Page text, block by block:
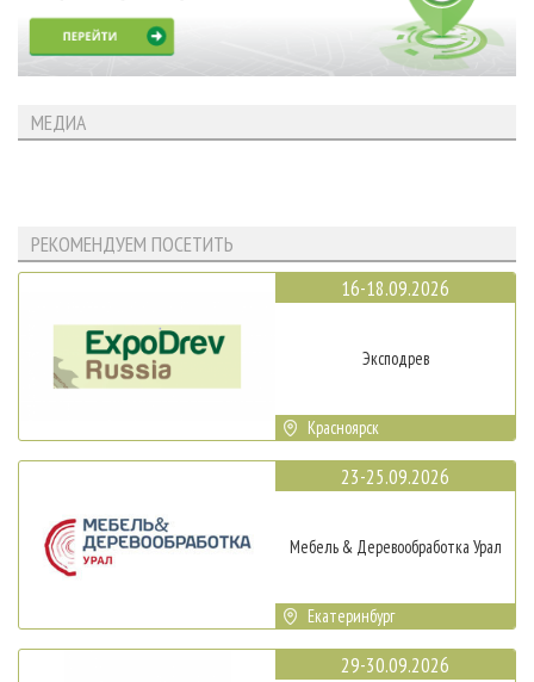
МЕДИА
РЕКОМЕНДУЕМ ПОСЕТИТЬ
16-18.09.2026
Эксподрев
Красноярск
23-25.09.2026
Мебель & Деревообработка Урал
Екатеринбург
29-30.09.2026